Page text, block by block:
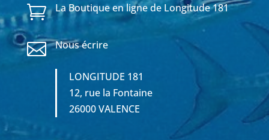
 La Boutique en ligne de Longitude 181
 Nous écrire
LONGITUDE 181
12, rue la Fontaine
26000 VALENCE